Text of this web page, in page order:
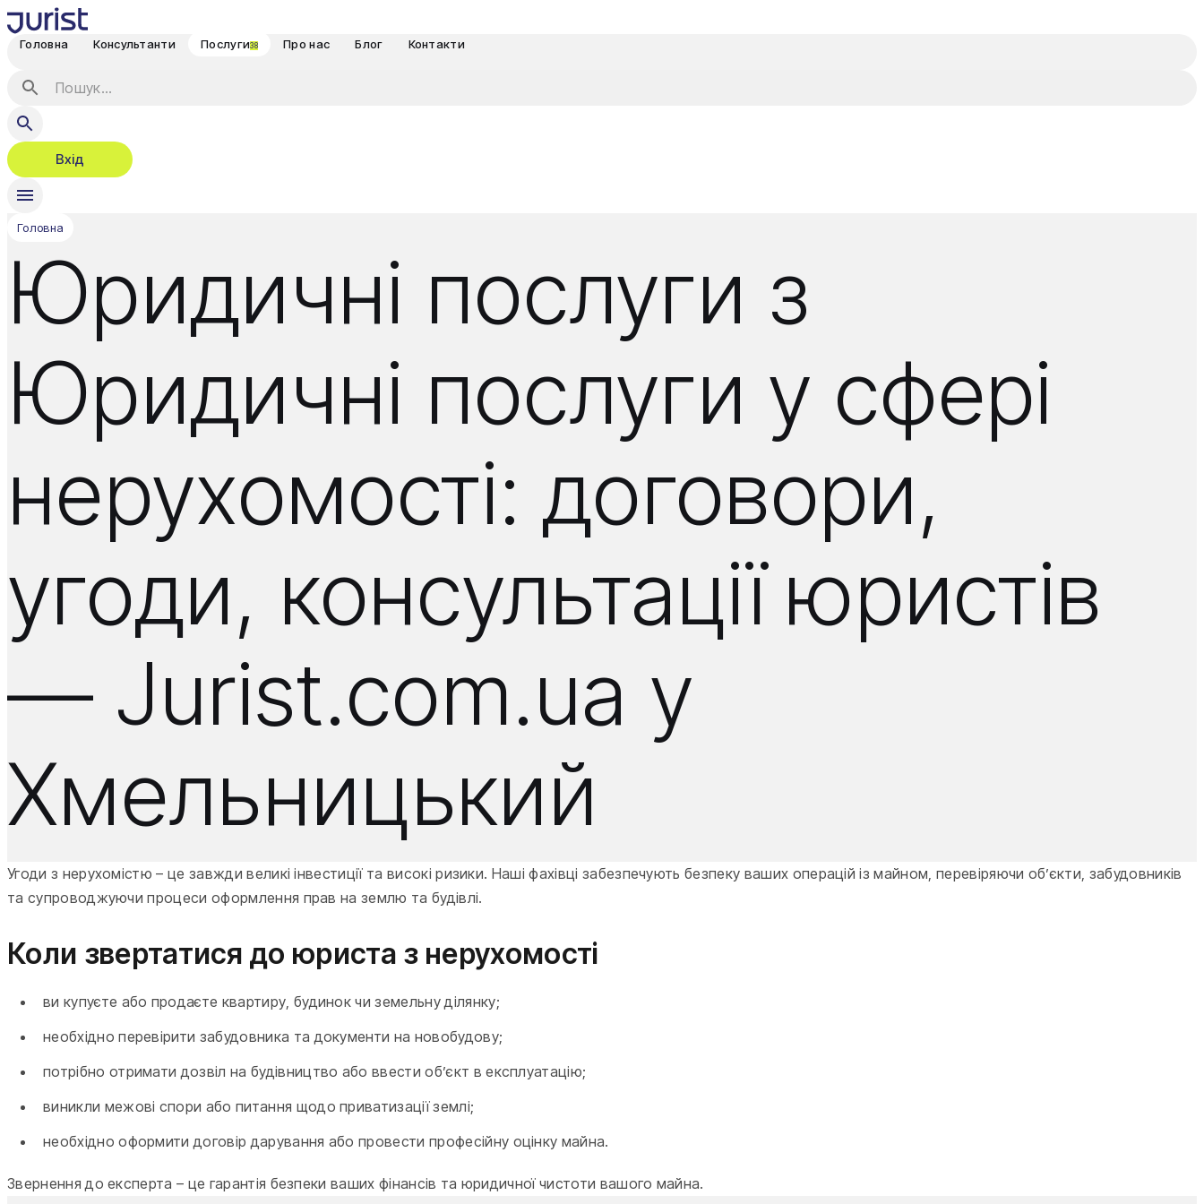
Головна Консультанти Послуги38 Про нас Блог Контакти
Вхід
Головна
Юридичні послуги з
Юридичні послуги у сфері
нерухомості: договори,
угоди, консультації юристів
— Jurist.com.ua у
Хмельницький
Угоди з нерухомістю – це завжди великі інвестиції та високі ризики. Наші фахівці забезпечують безпеку ваших операцій із майном, перевіряючи об’єкти, забудовників
та супроводжуючи процеси оформлення прав на землю та будівлі.
Коли звертатися до юриста з нерухомості
ви купуєте або продаєте квартиру, будинок чи земельну ділянку;
необхідно перевірити забудовника та документи на новобудову;
потрібно отримати дозвіл на будівництво або ввести об’єкт в експлуатацію;
виникли межові спори або питання щодо приватизації землі;
необхідно оформити договір дарування або провести професійну оцінку майна.
Звернення до експерта – це гарантія безпеки ваших фінансів та юридичної чистоти вашого майна.